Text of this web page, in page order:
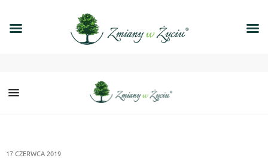
17 CZERWCA 2019